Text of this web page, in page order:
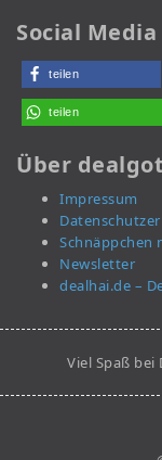
Social
teilen
teilen
Über
Impressum
Schnäppchen
Newsletter
dealhai.de –
Viel Spaß